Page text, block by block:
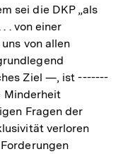
sei die DKP „als
. von einer
von allen
Ziel —, ist -------
Minderheit
Fragen der
verloren